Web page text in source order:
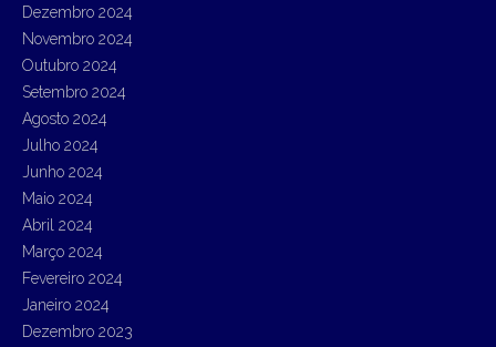
Dezembro 2024
Novembro 2024
Outubro 2024
Setembro 2024
Agosto 2024
Julho 2024
Junho 2024
Maio 2024
Abril 2024
Março 2024
Fevereiro 2024
Janeiro 2024
Dezembro 2023